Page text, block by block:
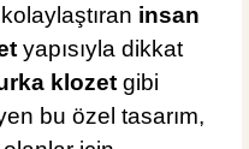
insan
yapısıyla dikkat
klozet gibi
bu özel tasarım,